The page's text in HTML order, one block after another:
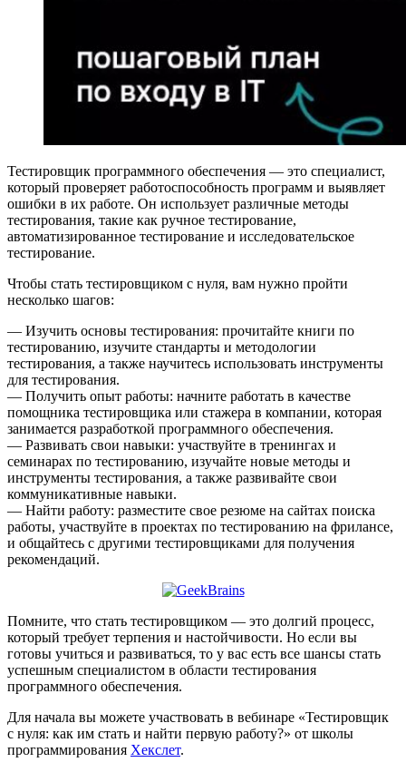
Тестировщик программного обеспечения — это специалист,
который проверяет работоспособность программ и выявляет
ошибки в их работе. Он использует различные методы
тестирования, такие как ручное тестирование,
автоматизированное тестирование и исследовательское
тестирование.
Чтобы стать тестировщиком с нуля, вам нужно пройти
несколько шагов:
— Изучить основы тестирования: прочитайте книги по
тестированию, изучите стандарты и методологии
тестирования, а также научитесь использовать инструменты
для тестирования.
— Получить опыт работы: начните работать в качестве
помощника тестировщика или стажера в компании, которая
занимается разработкой программного обеспечения.
— Развивать свои навыки: участвуйте в тренингах и
семинарах по тестированию, изучайте новые методы и
инструменты тестирования, а также развивайте свои
коммуникативные навыки.
— Найти работу: разместите свое резюме на сайтах поиска
работы, участвуйте в проектах по тестированию на фрилансе,
и общайтесь с другими тестировщиками для получения
рекомендаций.
Помните, что стать тестировщиком — это долгий процесс,
который требует терпения и настойчивости. Но если вы
готовы учиться и развиваться, то у вас есть все шансы стать
успешным специалистом в области тестирования
программного обеспечения.
Для начала вы можете участвовать в вебинаре «Тестировщик
с нуля: как им стать и найти первую работу?» от школы
программирования Хекслет.